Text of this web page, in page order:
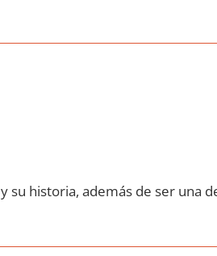
su historia, además dе ser una